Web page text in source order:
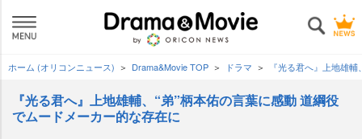
ホーム (オリコンニュース) Drama&Movie TOP ドラマ 『光る君へ』上地雄
『光る君へ』上地雄輔、“弟”柄本佑の言葉に感動 道綱役
でムードメーカー的な存在に